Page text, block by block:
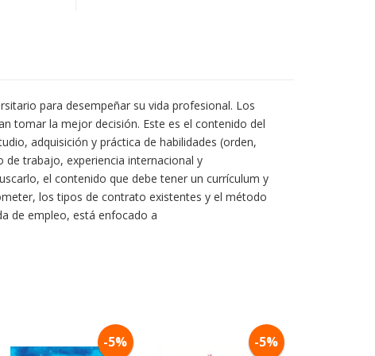
para desempeñar su vida profesional. Los
tomar la mejor decisión. Este es el contenido del
adquisición y práctica de habilidades (orden,
trabajo, experiencia internacional y
el contenido que debe tener un currículum y
los tipos de contrato existentes y el método
de empleo, está enfocado a
-5% -5%